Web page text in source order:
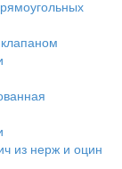
из нерж и оцин